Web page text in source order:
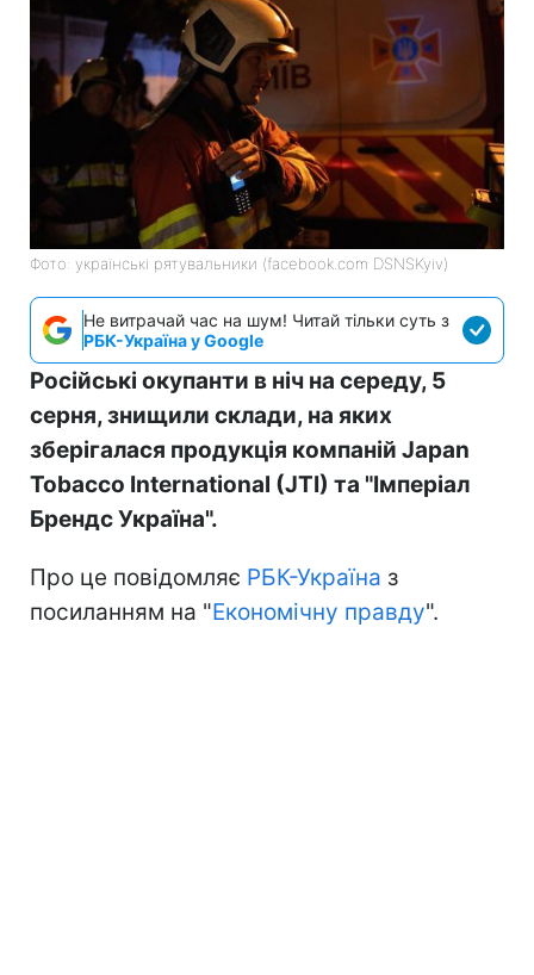
Фото: українські рятувальники (facebook.com DSNSKyiv)
Не витрачай час на шум! Читай тільки суть з
РБК-Україна у Google
Російські окупанти в ніч на середу, 5
серня, знищили склади, на яких
зберігалася продукція компаній Japan
Tobacco International (JTI) та "Імперіал
Брендс Україна".
Про це повідомляє РБК-Україна з
посиланням на "Економічну правду".